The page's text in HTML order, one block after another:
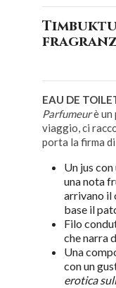
EAU DE
Parfumeurè un
viaggio, ci
porta la firma
Un jus
una nota
arrivano il
base il
Filo
che narra
Una
con un
erotica